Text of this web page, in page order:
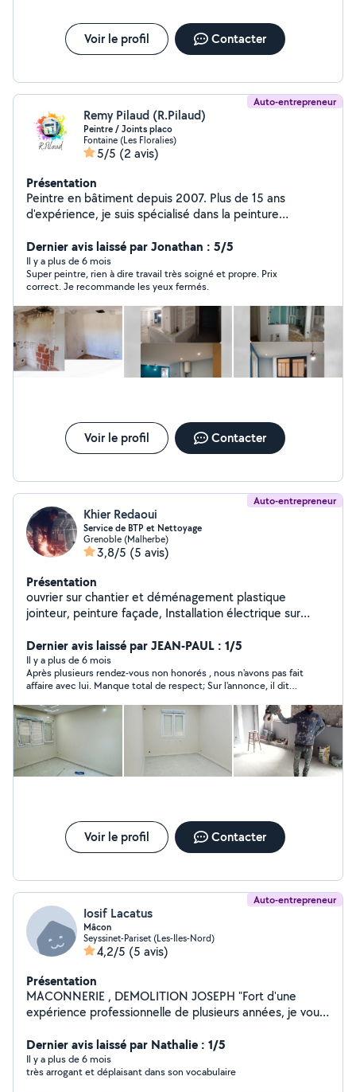
Voir le profil Contacter
Auto-entrepreneur
Remy Pilaud (R.Pilaud)
Peintre / Joints placo
Fontaine (Les Floralies)
5/5 (2 avis)
Présentation
Peintre en bâtiment depuis 2007. Plus de 15 ans
d'expérience, je suis spécialisé dans la peinture
commerciaux, en garantissant des finitions impeccables
et des solutions sur mesure.
Dernier avis laissé par Jonathan : 5/5
Il y a plus de 6 mois
Super peintre, rien à dire travail très soigné et propre. Prix
correct. Je recommande les yeux fermés.
Voir le profil Contacter
Auto-entrepreneur
Khier Redaoui
Service de BTP et Nettoyage
Grenoble (Malherbe)
3,8/5 (5 avis)
Présentation
ouvrier sur chantier et déménagement plastique
jointeur, peinture façade, Installation électrique sur
prises, éclairage, tableau électrique
Dernier avis laissé par JEAN-PAUL : 1/5
Il y a plus de 6 mois
Après plusieurs rendez-vous non honorés , nous n'avons pas fait
affaire avec lui. Manque total de respect; Sur l'annonce, il dit
Voir le profil Contacter
Auto-entrepreneur
Iosif Lacatus
Mâcon
Seyssinet-Pariset (Les-Iles-Nord)
4,2/5 (5 avis)
Présentation
MACONNERIE , DEMOLITION JOSEPH "Fort d'une
expérience professionnelle de plusieurs années, je vous
en maçonnerie traditionnelle. Si vous recherchez un
professionnel qualifié, je suis à votre service pour
réaliser : MÂCON TRADITIONNELLE, - murs en pierres,
Dernier avis laissé par Nathalie : 1/5
Il y a plus de 6 mois
très arrogant et déplaisant dans son vocabulaire